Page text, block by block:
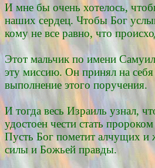
И мне бы очень хотелось,
наших сердец. Чтобы Бог
кому не все равно, что
Этот мальчик по имени
эту миссию. Он принял на себя
выполнение этого поручения.
И тогда весь Израиль узнал,
удостоен чести стать
Пусть Бог пометит алчущих
силы и Божьей правды.